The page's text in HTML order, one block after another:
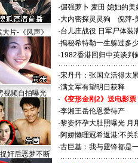
大片-《风声》
视频自拍曝光
奸后恶梦不断
·倔强萝卜 麦田 媳妇的美
·大内密探灵灵狗
倪萍-
·台儿庄战役 日军尸体装
·揭秘希特勒一生躲过多
·1982香港回归中英谈判
·宋丹丹：张国立活得太累
·满文军有望明日获释
· 《变形金刚2》送电影票
·李湘王岳伦恩爱待产
·黎姿怀孕大肚照曝光 月
·阿娇懒理冠希返港:不关
·古巨基：我与霆锋都是